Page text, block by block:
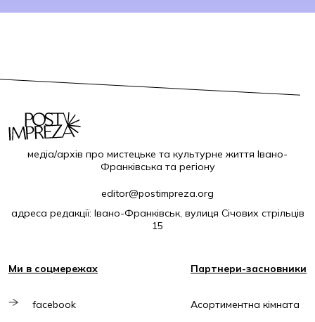
медіа/архів про мистецьке та культурне життя Івано-
Франківська та регіону
editor@postimpreza.org
адреса редакції: Івано-Франківськ, вулиця Січових стрільців
15
Ми в соцмережах
facebook
Партнери-засновники
Асортиментна кімната